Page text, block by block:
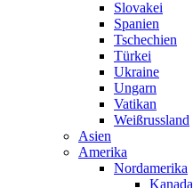
Slovakei
Spanien
Tschechien
Türkei
Ukraine
Ungarn
Vatikan
Weißrussland
Asien
Amerika
Nordamerika
Kanada